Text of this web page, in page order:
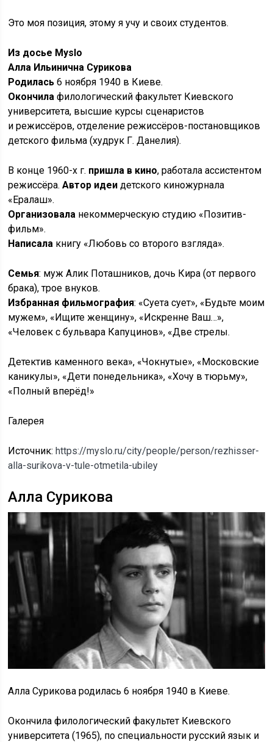
Это моя позиция, этому я учу и своих студентов.
Из досье Myslo
Алла Ильинична Сурикова
Родилась6 ноября 1940 в Киеве.
Окончилафилологический факультет Киевского
университета, высшие курсы сценаристов
и режиссёров, отделение режиссёров-постановщиков
детского фильма (худрук Г. Данелия).
В конце 1960-х г. пришла в кино, работала ассистентом
режиссёра.Автор идеи детского киножурнала
«Ералаш».
Организовала некоммерческую студию «Позитив-
фильм».
Написала книгу «Любовь со второго взгляда».
Семья: муж Алик Поташников, дочь Кира (от первого
брака), трое внуков.
Избранная фильмография: «Суета сует», «Будьте моим
мужем», «Ищите женщину», «Искренне Ваш…»,
«Человек с бульвара Капуцинов», «Две стрелы.
Детектив каменного века», «Чокнутые», «Московские
каникулы», «Дети понедельника», «Хочу в тюрьму»,
«Полный вперёд!»
Галерея
Источник: https://myslo.ru/city/people/person/rezhisser-
alla-surikova-v-tule-otmetila-ubiley
Алла Сурикова
Алла Сурикова родилась 6 ноября 1940 в Киеве.
Окончила филологический факультет Киевского
университета (1965), по специальности русский язык и